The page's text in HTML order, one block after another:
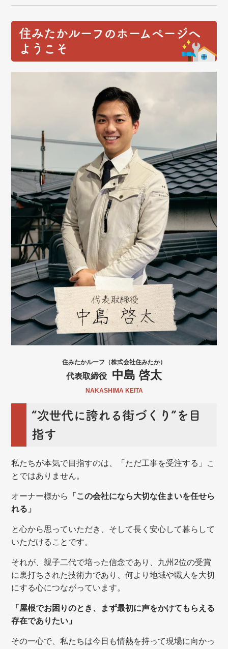
住みたかルーフのホームページへ
ようこそ
住みたかルーフ（株式会社住みたか）
代表取締役 中島 啓太
NAKASHIMA KEITA
“次世代に誇れる街づくり”を目
指す
私たちが本気で目指すのは、「ただ工事を受注する」こ
とではありません。
オーナー様から
「この会社になら大切な住まいを任せら
れる」
と心から思っていただき、そして長く安心して暮らして
いただけることです。
それが、親子二代で培った信念であり、九州2位の受賞
に裏打ちされた技術力であり、何より地域や職人を大切
にする心につながっています。
「屋根でお困りのとき、まず最初に声をかけてもらえる
存在でありたい」
その一心で、私たちは今日も情熱を持って現場に向かっ